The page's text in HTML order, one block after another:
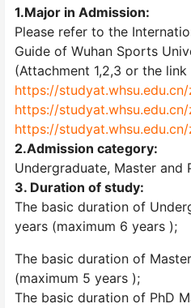
1.Major in Admission:
Please refer to the
Guide of Wuhan Sports
(Attachment 1,2,3 or the link
https://
https://
https://
2.Admission category:
Undergraduate, Master and
3. Duration of study:
The basic duration of
years (maximum 6 years );
The basic duration of
(maximum 5 years );
The basic duration of PhD